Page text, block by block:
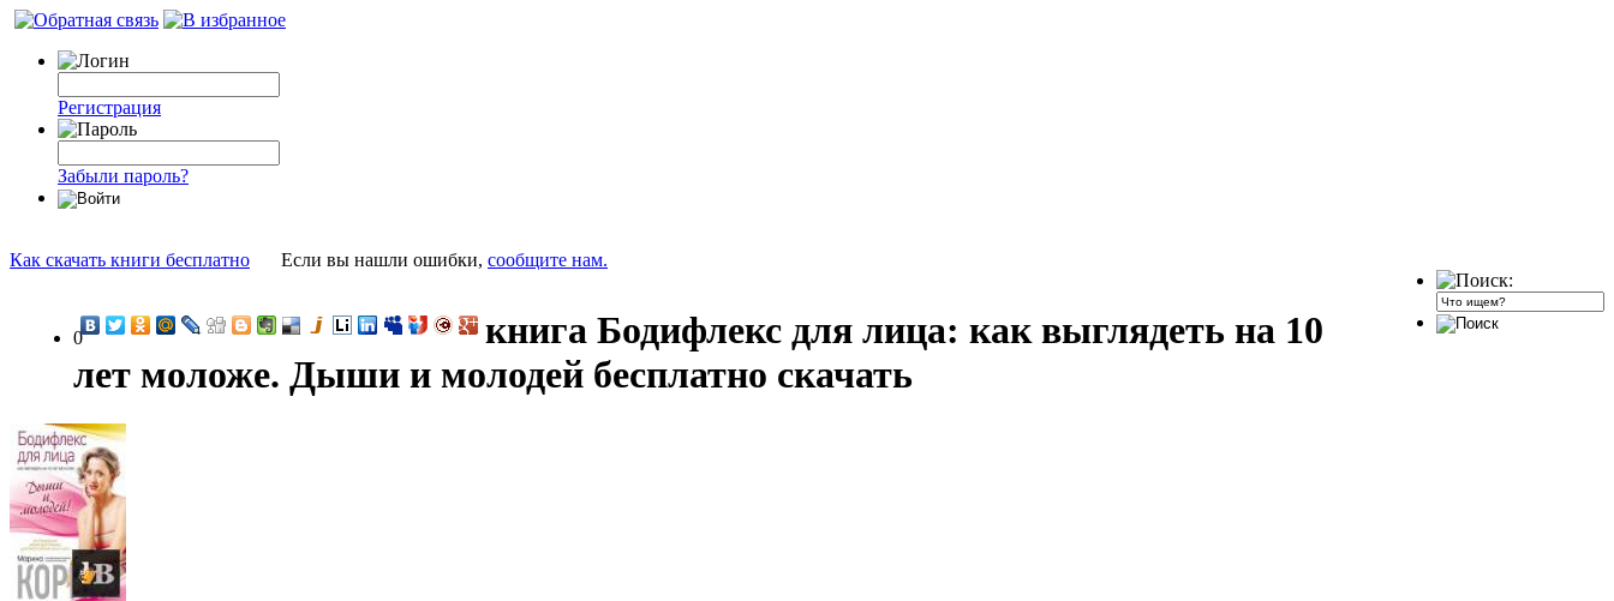
Регистрация
Забыли пароль?
Как скачать книги бесплатно Если вы нашли ошибки, сообщите нам.
0
книга Бодифлекс для лица: как выглядеть на 10
лет моложе. Дыши и молодей бесплатно скачать